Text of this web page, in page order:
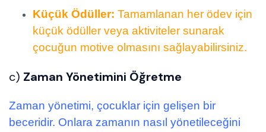
Küçük Ödüller: Tamamlanan her ödev için
küçük ödüller veya aktiviteler sunarak
çocuğun motive olmasını sağlayabilirsiniz.
c) Zaman Yönetimini Öğretme
Zaman yönetimi, çocuklar için gelişen bir
beceridir. Onlara zamanın nasıl yönetileceğini